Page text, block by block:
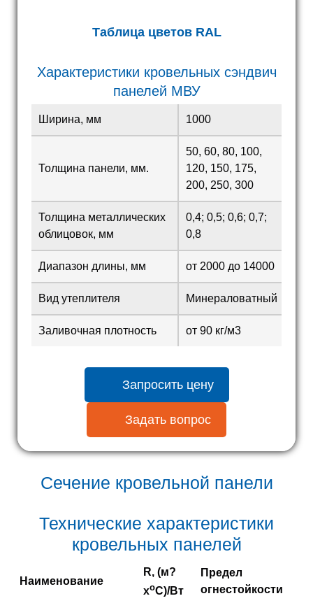
Таблица цветов RAL
Характеристики кровельных сэндвич
панелей МВУ
Ширина, мм 1000
Толщина панели, мм.
50, 60, 80, 100,
120, 150, 175,
200, 250, 300
Толщина металлических
облицовок, мм
0,4; 0,5; 0,6; 0,7;
0,8
Диапазон длины, мм от 2000 до 14000
Вид утеплителя Минераловатный
Заливочная плотность от 90 кг/м3
Запросить цену
Задать вопрос
Сечение кровельной панели
Технические характеристики
кровельных панелей
Наименование
R, (м?
xoС)/Вт
Предел
огнестойкости